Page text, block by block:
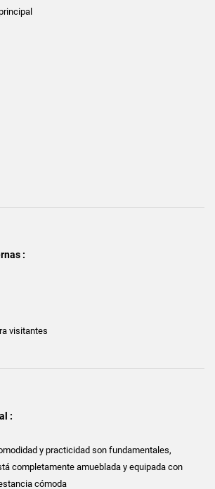
:
visitantes
:
y practicidad son fundamentales,
completamente amueblada y equipada con
cómoda